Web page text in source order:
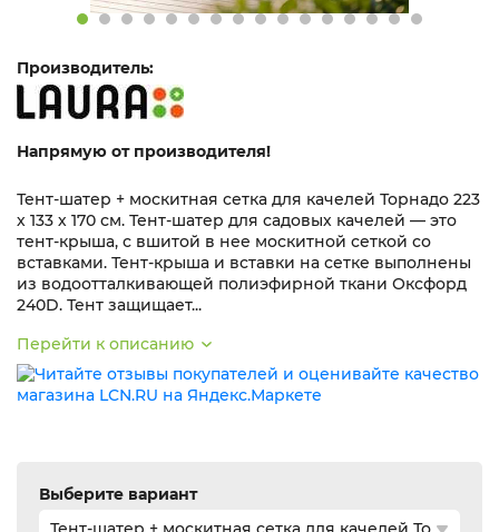
Производитель:
Напрямую от производителя!
Тент-шатер + москитная сетка для качелей Торнадо 223
х 133 х 170 см. Тент-шатер для садовых качелей — это
тент-крыша, с вшитой в нее москитной сеткой со
вставками. Тент-крыша и вставки на сетке выполнены
из водоотталкивающей полиэфирной ткани Оксфорд
240D. Тент защищает...
Перейти к описанию
Выберите вариант